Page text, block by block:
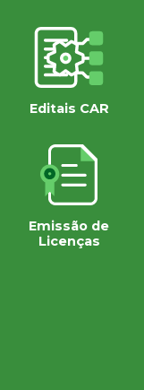
Editais CAR
Emissão de
Licenças